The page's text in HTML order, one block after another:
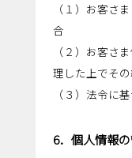
（１）お客さ
合
（２）お客さ
理した上でそ
（３）法令に
6．個人情報